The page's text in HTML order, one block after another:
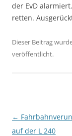
der EvD
retten.
Dieser Beitrag
veröffentlicht.
←
auf der L 240